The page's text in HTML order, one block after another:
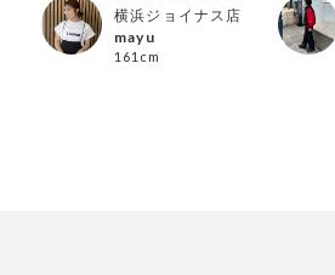
横浜ジョイナス店
mayu
161cm